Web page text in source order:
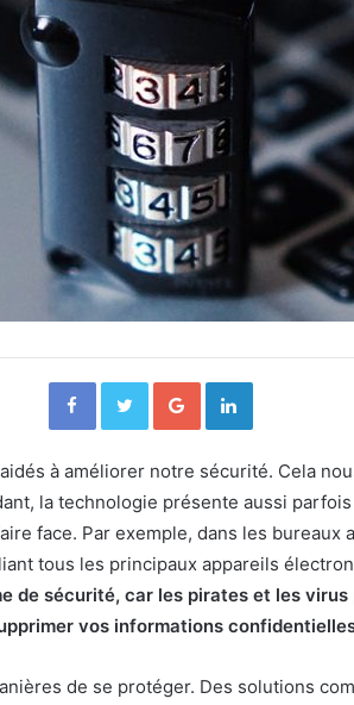
FacebookTwitterGoogle+Linkedin
à améliorer notre sécurité. Cela
la technologie présente aussi
face. Par exemple, dans les bureaux
tous les principaux appareils
de sécurité, car les pirates et les
vos informations
de se protéger. Des solutions